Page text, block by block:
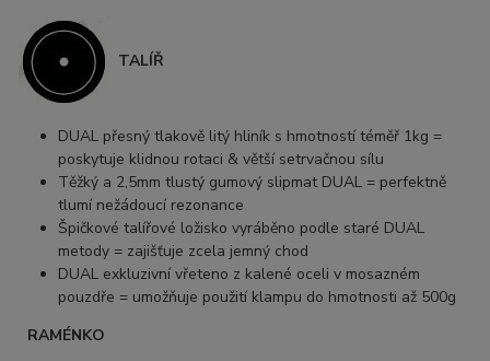
TALÍŘ
DUAL přesný tlakově litý hliník s hmotností téměř 1kg =
poskytuje klidnou rotaci & větší setrvačnou sílu
Těžký a 2,5mm tlustý gumový slipmat DUAL = perfektně
tlumí nežádoucí rezonance
Špičkové talířové ložisko vyráběno podle staré DUAL
metody = zajišťuje zcela jemný chod
DUAL exkluzivní vřeteno z kalené oceli v mosazném
pouzdře = umožňuje použití klampu do hmotnosti až 500g
RAMÉNKO